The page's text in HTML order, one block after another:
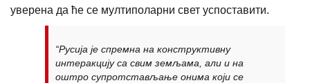
уверена да ће се мултиполарни свет успоставити.
“Русија је спремна на конструктивну
интеракцију са свим земљама, али и на
оштро супротстављање онима који се